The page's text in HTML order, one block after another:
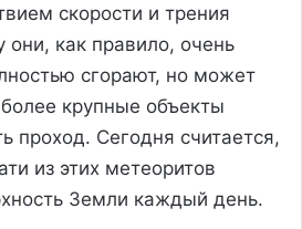
скорости и трения
они, как правило, очень
сгорают, но может
более крупные объекты
проход. Сегодня считается,
из этих метеоритов
Земли каждый день.